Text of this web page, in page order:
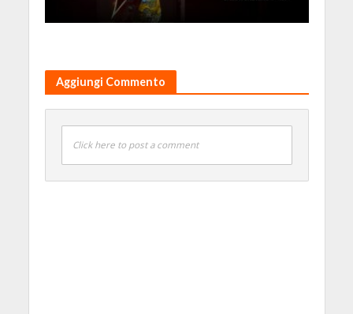
Aggiungi Commento
Click here to post a comment